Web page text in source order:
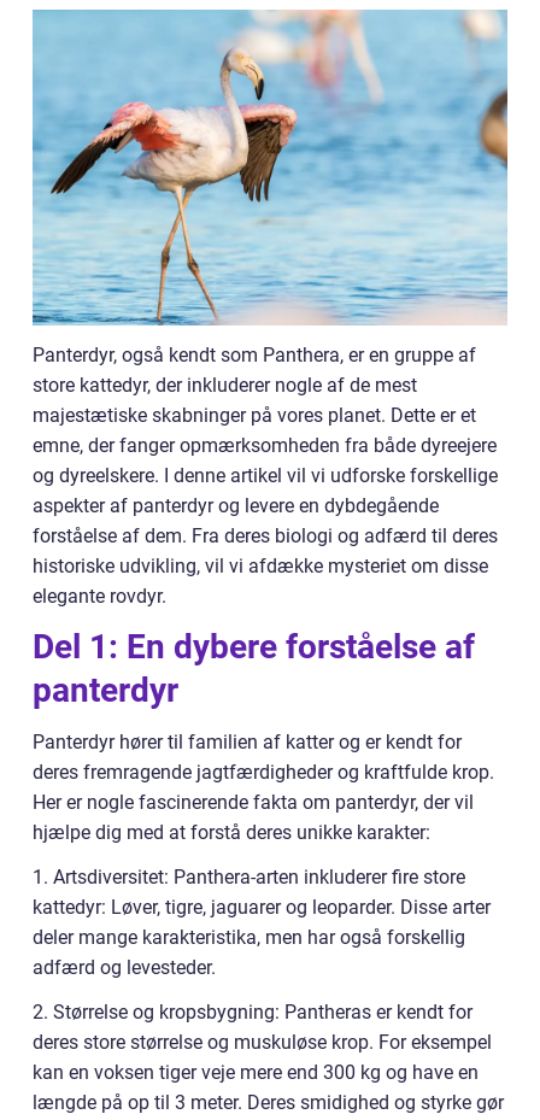
Panterdyr, også kendt som Panthera, er en gruppe af
store kattedyr, der inkluderer nogle af de mest
majestætiske skabninger på vores planet. Dette er et
emne, der fanger opmærksomheden fra både dyreejere
og dyreelskere. I denne artikel vil vi udforske forskellige
aspekter af panterdyr og levere en dybdegående
forståelse af dem. Fra deres biologi og adfærd til deres
historiske udvikling, vil vi afdække mysteriet om disse
elegante rovdyr.
Del 1: En dybere forståelse af
panterdyr
Panterdyr hører til familien af katter og er kendt for
deres fremragende jagtfærdigheder og kraftfulde krop.
Her er nogle fascinerende fakta om panterdyr, der vil
hjælpe dig med at forstå deres unikke karakter:
1. Artsdiversitet: Panthera-arten inkluderer fire store
kattedyr: Løver, tigre, jaguarer og leoparder. Disse arter
deler mange karakteristika, men har også forskellig
adfærd og levesteder.
2. Størrelse og kropsbygning: Pantheras er kendt for
deres store størrelse og muskuløse krop. For eksempel
kan en voksen tiger veje mere end 300 kg og have en
længde på op til 3 meter. Deres smidighed og styrke gør